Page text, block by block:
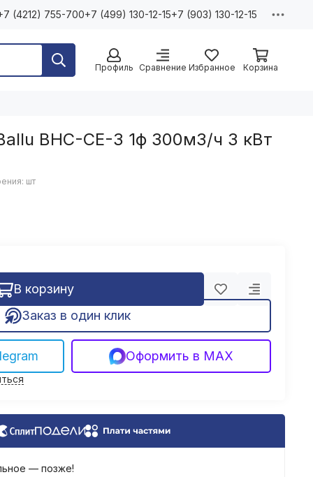
(4212) 755-700+7 (499) 130-12-15+7 (903) 130-12-15
Профиль Сравнение Избранное Корзина
BHC-CE-3 1ф 300м3/ч 3 кВт
шт
В корзину
Оформить в MAX
Заказ в один клик
— позже!